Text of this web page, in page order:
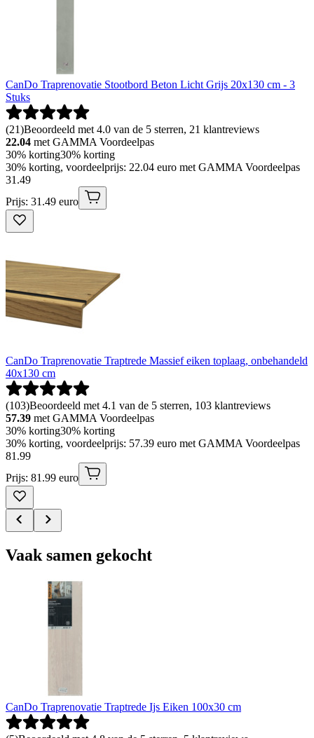
CanDo Traprenovatie Stootbord Beton Licht Grijs 20x130 cm - 3
Stuks
(21)Beoordeeld met 4.0 van de 5 sterren, 21 klantreviews
22.04 met GAMMA Voordeelpas
30% korting30% korting
30% korting, voordeelprijs: 22.04 euro met GAMMA Voordeelpas
31 .49
Prijs: 31.49 euro
CanDo Traprenovatie Traptrede Massief eiken toplaag, onbehandeld
40x130 cm
(103)Beoordeeld met 4.1 van de 5 sterren, 103 klantreviews
57.39 met GAMMA Voordeelpas
30% korting30% korting
30% korting, voordeelprijs: 57.39 euro met GAMMA Voordeelpas
81 .99
Prijs: 81.99 euro
Vaak samen gekocht
CanDo Traprenovatie Traptrede Ijs Eiken 100x30 cm